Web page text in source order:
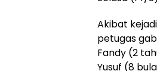
Akibat
petugas
Fandy (2
Yusuf (8